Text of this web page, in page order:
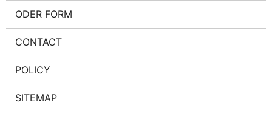
ODER FORM
CONTACT
POLICY
SITEMAP